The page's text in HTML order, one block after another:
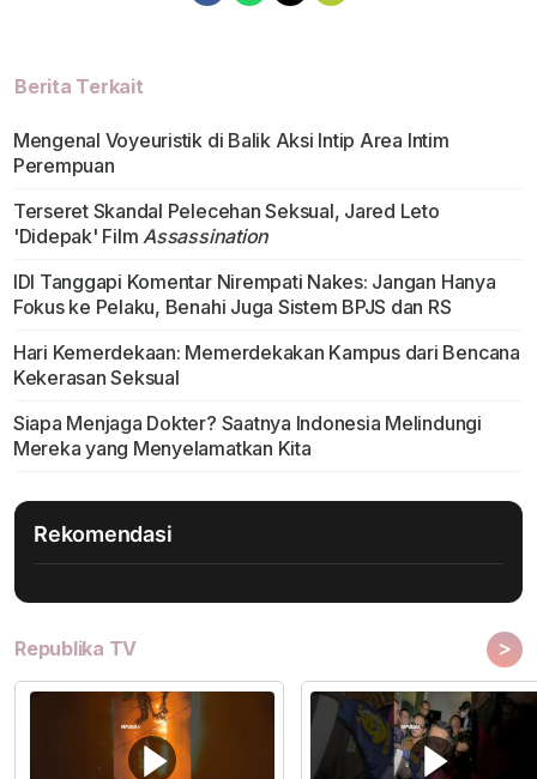
Berita Terkait
Mengenal Voyeuristik di Balik Aksi Intip Area Intim
Perempuan
Terseret Skandal Pelecehan Seksual, Jared Leto
'Didepak' FilmAssassination
IDI Tanggapi Komentar Nirempati Nakes: Jangan Hanya
Fokus ke Pelaku, Benahi Juga Sistem BPJS dan RS
Hari Kemerdekaan: Memerdekakan Kampus dari Bencana
Kekerasan Seksual
Siapa Menjaga Dokter? Saatnya Indonesia Melindungi
Mereka yang Menyelamatkan Kita
Rekomendasi
Republika TV >